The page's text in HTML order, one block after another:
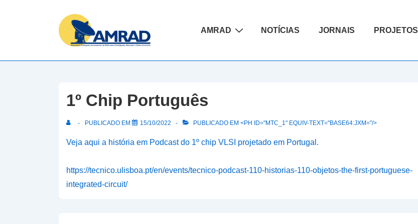
Content
Navegação
AMRAD NOTÍCIAS JORNAIS PROJETOS
1º Chip Português
PUBLICADO EM 15/10/2022 PUBLICADO EM <PH ID="MTC_1" EQUIV-TEXT="BASE64:JXM="/>
Veja aqui a história em Podcast do 1º chip VLSI projetado em Portugal.
https://tecnico.ulisboa.pt/en/events/tecnico-podcast-110-historias-110-objetos-the-first-portuguese-
integrated-circuit/